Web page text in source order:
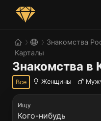
Знакомства
Карталы
Знакомства в
Все Женщины
Ищу
Кого-нибудь